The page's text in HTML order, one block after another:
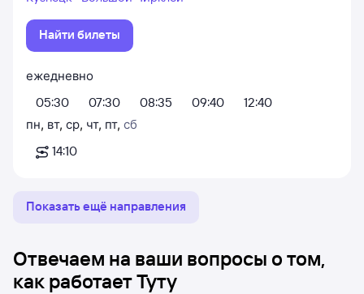
Найти билеты
ежедневно
05:30
07:30 08:35 09:40
12:40
пн, вт, ср, чт, пт, сб
14:10
Показать ещё направления
Отвечаем на ваши вопросы о том,
как работает Туту